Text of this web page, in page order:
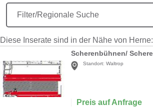
Filter/Regionale Suche
Diese Inserate sind in der Nähe von Herne:
Standort: Waltrop
Preis auf Anfrage